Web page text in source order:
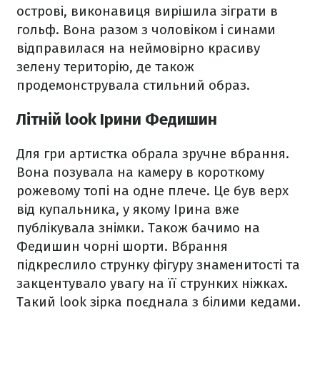
острові, виконавиця вирішила зіграти в
гольф. Вона разом з чоловіком і синами
відправилася на неймовірно красиву
зелену територію, де також
продемонструвала стильний образ.
Літній look Ірини Федишин
Для гри артистка обрала зручне вбрання.
Вона позувала на камеру в короткому
рожевому топі на одне плече. Це був верх
від купальника, у якому Ірина вже
публікувала знімки. Також бачимо на
Федишин чорні шорти. Вбрання
підкреслило струнку фігуру знаменитості та
закцентувало увагу на її струнких ніжках.
Такий look зірка поєднала з білими кедами.